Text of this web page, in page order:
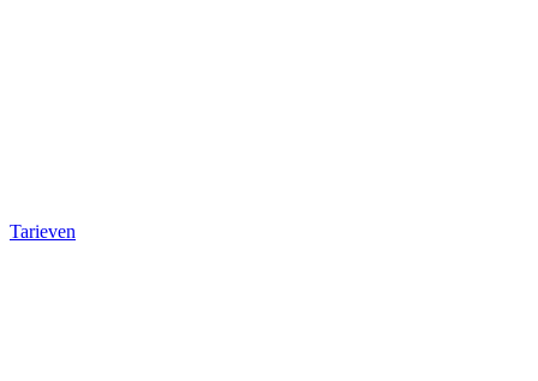
Tarieven